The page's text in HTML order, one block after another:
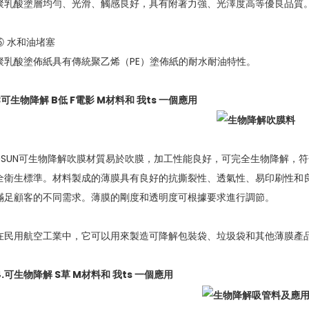
乳酸塗層均勻、光滑、觸感良好，具有附著力強、光澤度高等優良品質
水和油堵塞
乳酸塗佈紙具有傳統聚乙烯（PE）塗佈紙的耐水耐油特性。
可生物降解B低 F電影 M材料和我ts一個應用
可生物降解吹膜材質易於吹膜，加工性能良好，可完全生物降解，
衛生標準。材料製成的薄膜具有良好的抗撕裂性、透氣性、易印刷性
足顧客的不同需求。薄膜的剛度和透明度可根據要求進行調節。
民用航空工業中，它可以用來製造可降解包裝袋、垃圾袋和其他薄膜產
可生物降解S草 M材料和我ts一個應用